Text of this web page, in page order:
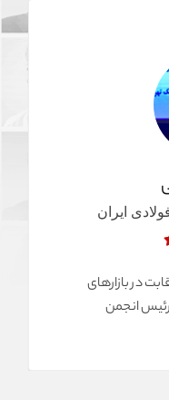
ایران
در بازارهای
انجمن